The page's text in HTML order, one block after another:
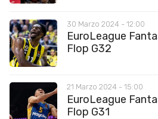
30 Marzo 2024 - 12:00
EuroLeague
Flop G32
21 Marzo 2024 - 15:00
EuroLeague
Flop G31